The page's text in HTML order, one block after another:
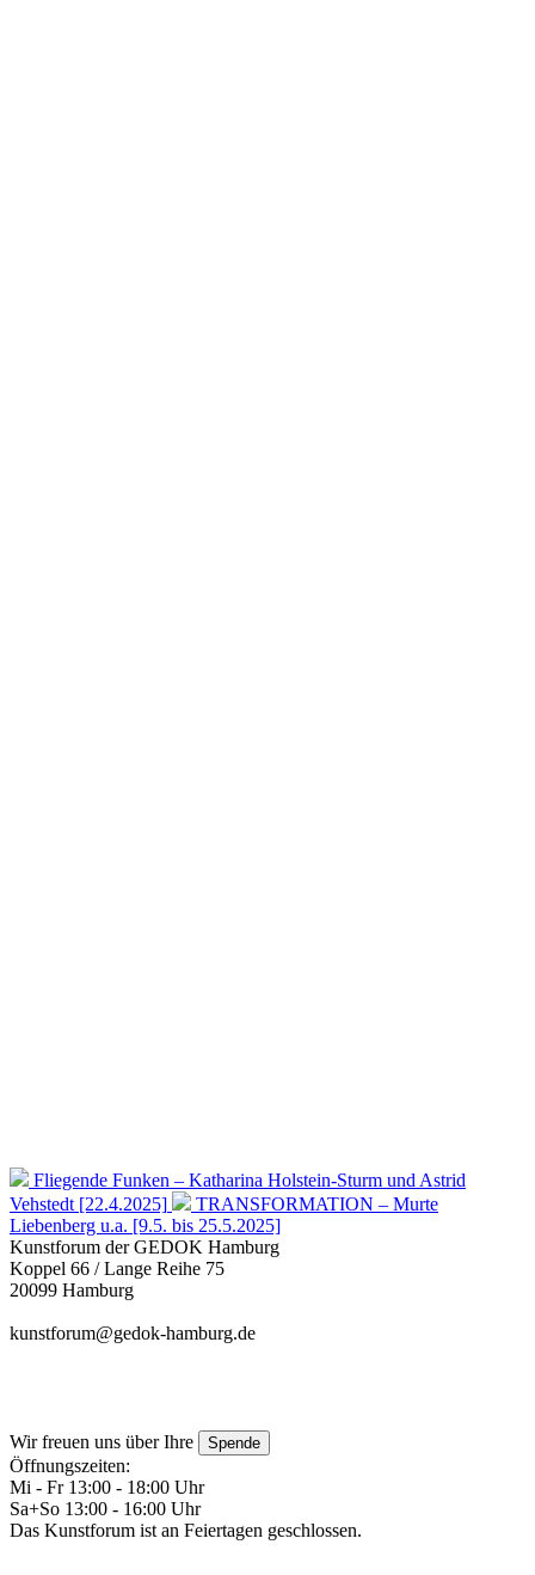
Fliegende Funken – Katharina Holstein-Sturm und Astrid
Vehstedt [22.4.2025]
TRANSFORMATION – Murte
Liebenberg u.a. [9.5. bis 25.5.2025]
Kunstforum der GEDOK Hamburg
Koppel 66 / Lange Reihe 75
20099 Hamburg
kunstforum@gedok-hamburg.de
Wir freuen uns über Ihre Spende
Öffnungszeiten:
Mi - Fr 13:00 - 18:00 Uhr
Sa+So 13:00 - 16:00 Uhr
Das Kunstforum ist an Feiertagen geschlossen.